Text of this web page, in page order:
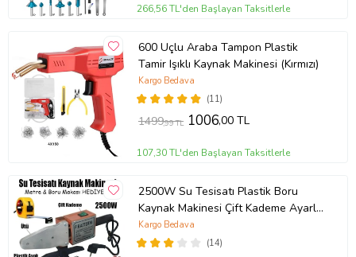
266,56 TL'den Başlayan Taksitlerle
600 Uçlu Araba Tampon Plastik
Tamir Işıklı Kaynak Makinesi (Kırmızı)
(11)
Kargo Bedava
1499,99 TL 1006,00 TL
107,30 TL'den Başlayan Taksitlerle
2500W Su Tesisatı Plastik Boru
Kaynak Makinesi Çift Kademe Ayarlı
Çantalı Makas Pafta Ucu Alyan Seti
(14)
Kargo Bedava